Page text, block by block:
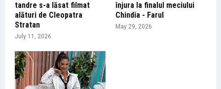
tandre s-a lăsat filmat
alături de Cleopatra
Stratan
July 11, 2026
înjura la finalul meciului
Chindia - Farul
May 29, 2026